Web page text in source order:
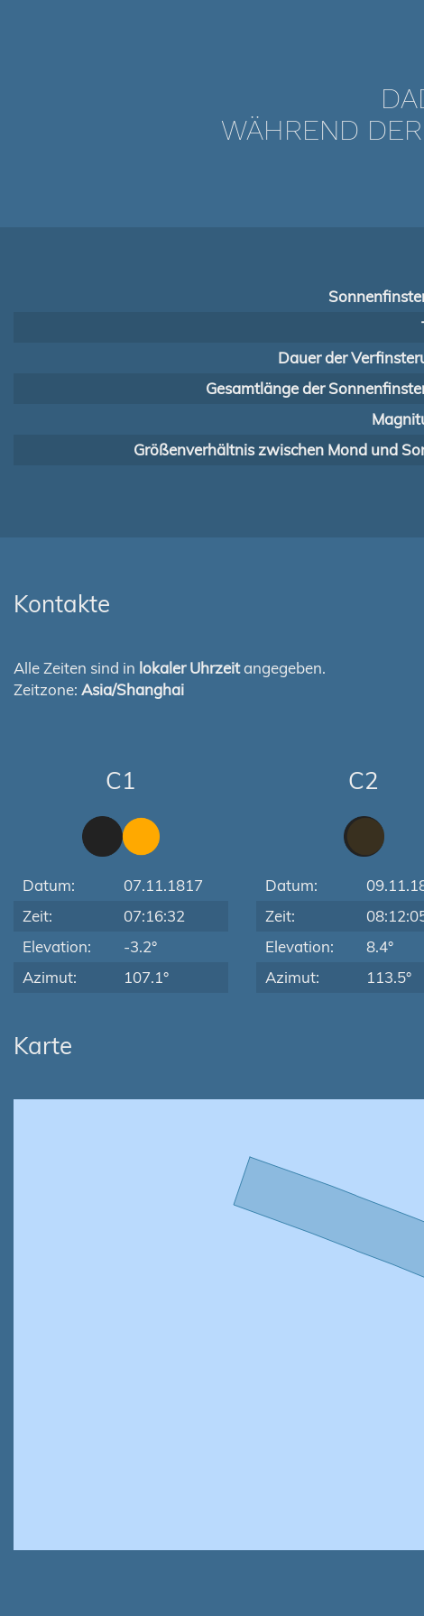
WÄHREND
Dauer der
Gesamtlänge der
Größenverhältnis zwischen Mond und
Kontakte
Alle Zeiten sind in lokaler Uhrzeitangegeben.
Zeitzone: Asia/Shanghai
C1
Datum:
07.11.1817
Zeit:
07:16:32
Elevation:
-3.2°
Azimut:
107.1°
C2
Datum:
Zeit:
Elevation:
8.4°
Azimut:
113.5°
Karte